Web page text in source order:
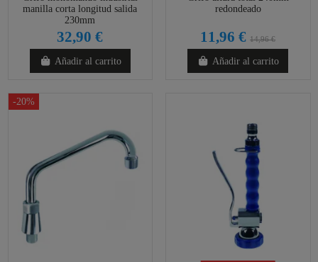
manilla corta longitud salida
230mm
32,90 €
Añadir al carrito
redondeado
11,96 €14,96 €
Añadir al carrito
-20%